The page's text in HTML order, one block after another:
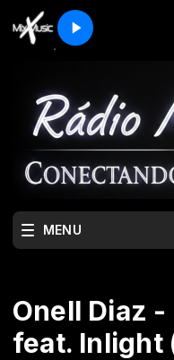
MENU
Onell Diaz -
feat. Inlight